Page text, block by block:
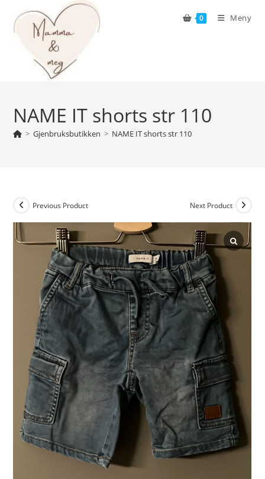
content
0 Meny
NAME IT shorts str 110
> Gjenbruksbutikken > NAME IT shorts str 110
Previous Product Next Product